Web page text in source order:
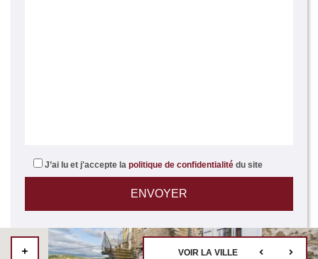
J’ai lu et j'accepte la politique de confidentialité du site
VOIR LA VILLE